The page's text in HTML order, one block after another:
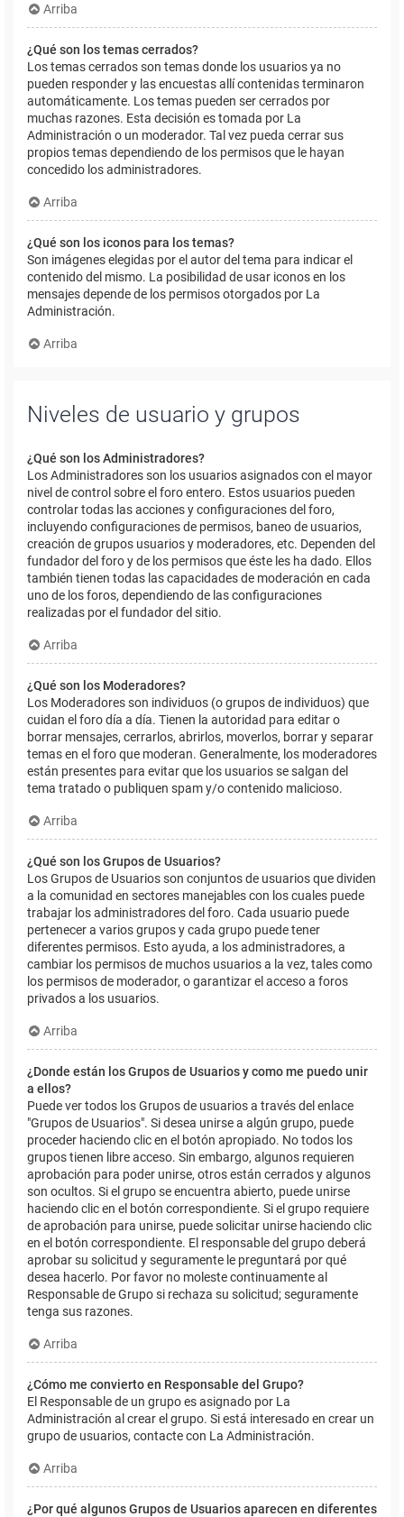
Arriba
¿Qué son los temas cerrados?
Los temas cerrados son temas donde los usuarios ya no
pueden responder y las encuestas allí contenidas terminaron
automáticamente. Los temas pueden ser cerrados por
muchas razones. Esta decisión es tomada por La
Administración o un moderador. Tal vez pueda cerrar sus
propios temas dependiendo de los permisos que le hayan
concedido los administradores.
Arriba
¿Qué son los iconos para los temas?
Son imágenes elegidas por el autor del tema para indicar el
contenido del mismo. La posibilidad de usar iconos en los
mensajes depende de los permisos otorgados por La
Administración.
Arriba
Niveles de usuario y grupos
¿Qué son los Administradores?
Los Administradores son los usuarios asignados con el mayor
nivel de control sobre el foro entero. Estos usuarios pueden
controlar todas las acciones y configuraciones del foro,
incluyendo configuraciones de permisos, baneo de usuarios,
creación de grupos usuarios y moderadores, etc. Dependen del
fundador del foro y de los permisos que éste les ha dado. Ellos
también tienen todas las capacidades de moderación en cada
uno de los foros, dependiendo de las configuraciones
realizadas por el fundador del sitio.
Arriba
¿Qué son los Moderadores?
Los Moderadores son individuos (o grupos de individuos) que
cuidan el foro día a día. Tienen la autoridad para editar o
borrar mensajes, cerrarlos, abrirlos, moverlos, borrar y separar
temas en el foro que moderan. Generalmente, los moderadores
están presentes para evitar que los usuarios se salgan del
tema tratado o publiquen spam y/o contenido malicioso.
Arriba
¿Qué son los Grupos de Usuarios?
Los Grupos de Usuarios son conjuntos de usuarios que dividen
a la comunidad en sectores manejables con los cuales puede
trabajar los administradores del foro. Cada usuario puede
pertenecer a varios grupos y cada grupo puede tener
diferentes permisos. Esto ayuda, a los administradores, a
cambiar los permisos de muchos usuarios a la vez, tales como
los permisos de moderador, o garantizar el acceso a foros
privados a los usuarios.
Arriba
¿Donde están los Grupos de Usuarios y como me puedo unir
a ellos?
Puede ver todos los Grupos de usuarios a través del enlace
"Grupos de Usuarios". Si desea unirse a algún grupo, puede
proceder haciendo clic en el botón apropiado. No todos los
grupos tienen libre acceso. Sin embargo, algunos requieren
aprobación para poder unirse, otros están cerrados y algunos
son ocultos. Si el grupo se encuentra abierto, puede unirse
haciendo clic en el botón correspondiente. Si el grupo requiere
de aprobación para unirse, puede solicitar unirse haciendo clic
en el botón correspondiente. El responsable del grupo deberá
aprobar su solicitud y seguramente le preguntará por qué
desea hacerlo. Por favor no moleste continuamente al
Responsable de Grupo si rechaza su solicitud; seguramente
tenga sus razones.
Arriba
¿Cómo me convierto en Responsable del Grupo?
El Responsable de un grupo es asignado por La
Administración al crear el grupo. Si está interesado en crear un
grupo de usuarios, contacte con La Administración.
Arriba
¿Por qué algunos Grupos de Usuarios aparecen en diferentes